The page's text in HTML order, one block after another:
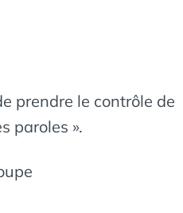
prendre le contrôle de
paroles ».